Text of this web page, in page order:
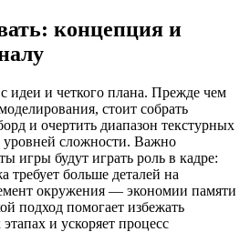
концепция и
идеи и четкого плана. Прежде чем
стоит собрать
и очертить диапазон текстурных
уровней сложности. Важно
игры будут играть роль в кадре:
больше деталей на
окружения — экономии памяти
подход помогает избежать
и ускоряет процесс